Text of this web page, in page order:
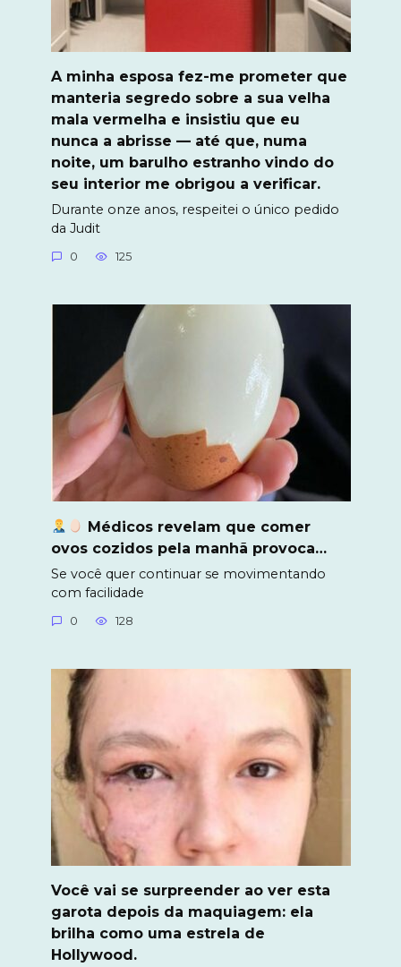
A minha esposa fez-me prometer que
manteria segredo sobre a sua velha
mala vermelha e insistiu que eu
nunca a abrisse — até que, numa
noite, um barulho estranho vindo do
seu interior me obrigou a verificar.
Durante onze anos, respeitei o único pedido
da Judit
0 125
Médicos revelam que comer
ovos cozidos pela manhã provoca…
Se você quer continuar se movimentando
com facilidade
0 128
Você vai se surpreender ao ver esta
garota depois da maquiagem: ela
brilha como uma estrela de
Hollywood.